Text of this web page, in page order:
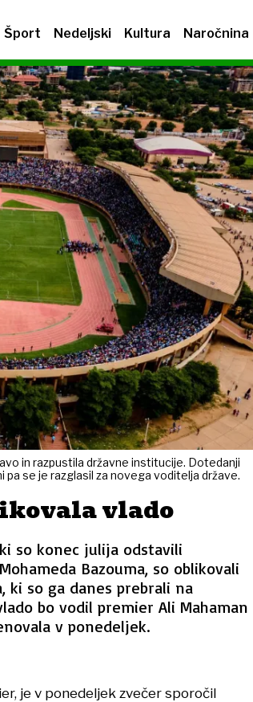
Šport Nedeljski Kultura Naročnina
in razpustila državne institucije. Dotedanji
se je razglasil za novega voditelja države.
vlado
so konec julija odstavili
Bazouma, so oblikovali
ki so ga danes prebrali na
bo vodil premier Ali Mahaman
v ponedeljek.
je v ponedeljek zvečer sporočil